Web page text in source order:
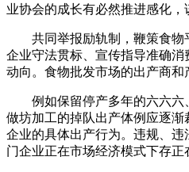
业协会的成长有必然推进感化
共同举报励轨制，鞭策食物平
企业守法贯标、宣传指导准确
动向。食物批发市场的出产商和
例如保留停产多年的六六六、
做坊加工的掉队出产体例应逐
企业的具体出产行为。违规、
门企业正在市场经济模式下存正